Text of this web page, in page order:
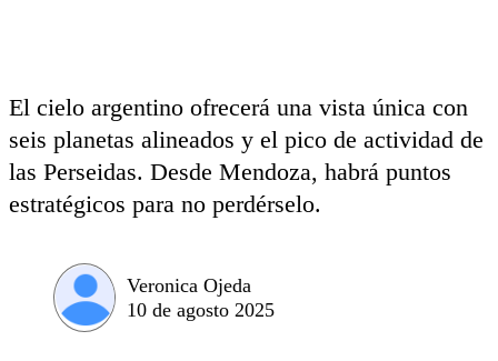
El cielo argentino ofrecerá una vista única con
seis planetas alineados y el pico de actividad de
las Perseidas. Desde Mendoza, habrá puntos
estratégicos para no perdérselo.
Veronica Ojeda
10 de agosto 2025